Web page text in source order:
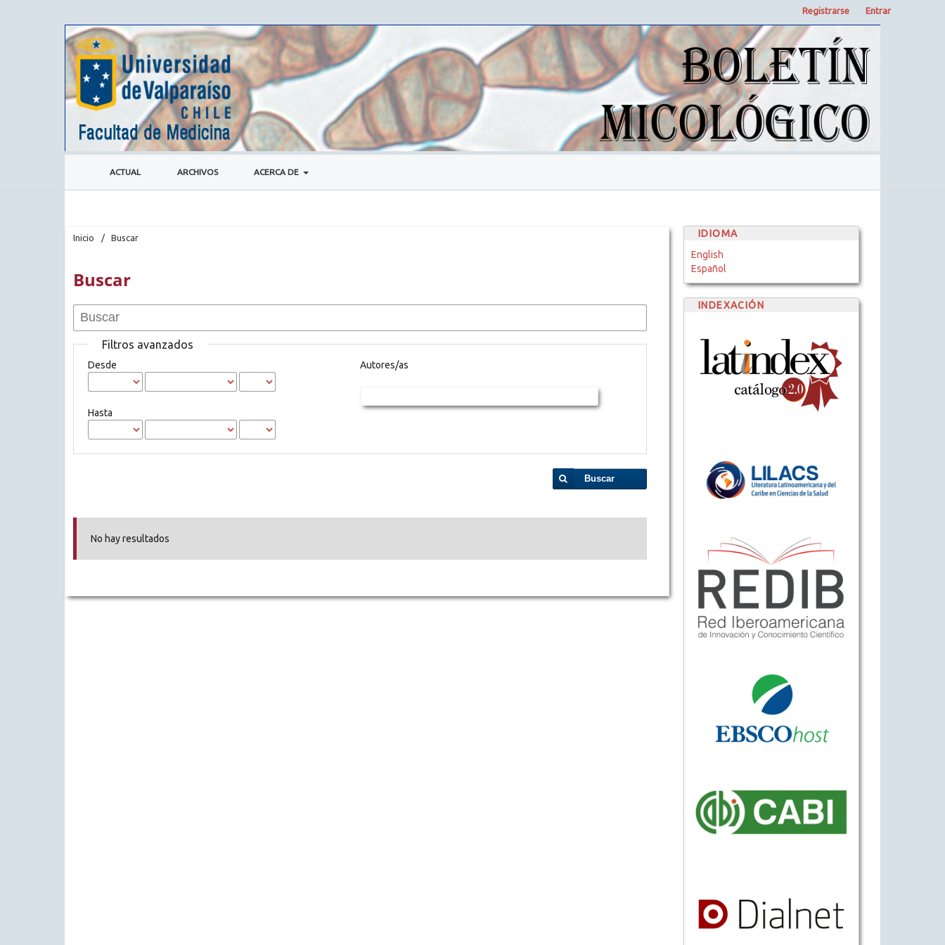
ACTUAL ARCHIVOS ACERCA DE
Registrarse Entrar
Inicio / Buscar
Buscar
Filtros avanzados
Desde
Hasta
Autores/as
Buscar
No hay resultados
IDIOMA
English
Español
INDEXACIÓN